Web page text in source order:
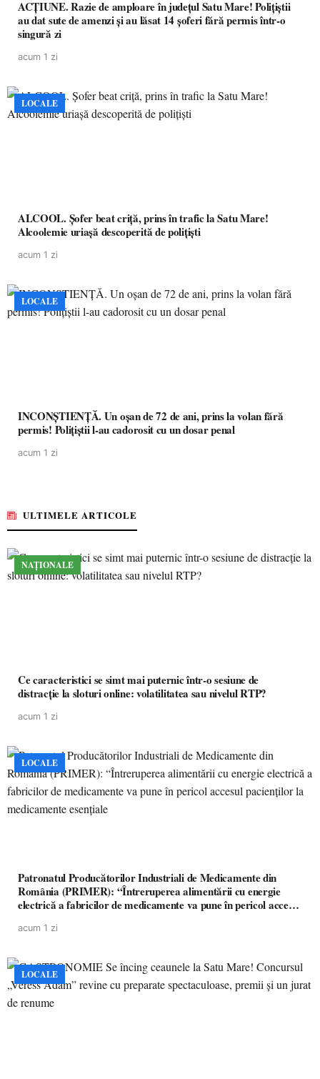
ACȚIUNE. Razie de amploare în județul Satu Mare! Polițiștii
au dat sute de amenzi și au lăsat 14 șoferi fără permis într-o
singură zi
acum 1 zi
LOCALE
ALCOOL. Șofer beat criță, prins în trafic la Satu Mare!
Alcoolemie uriașă descoperită de polițiști
acum 1 zi
LOCALE
INCONȘTIENȚĂ. Un oșan de 72 de ani, prins la volan fără
permis! Polițiștii l-au cadorosit cu un dosar penal
acum 1 zi
ULTIMELE ARTICOLE
NAȚIONALE
Ce caracteristici se simt mai puternic într-o sesiune de
distracție la sloturi online: volatilitatea sau nivelul RTP?
acum 1 zi
LOCALE
Patronatul Producătorilor Industriali de Medicamente din
România (PRIMER): “Întreruperea alimentării cu energie
electrică a fabricilor de medicamente va pune în pericol accesul
acum 1 zi
LOCALE